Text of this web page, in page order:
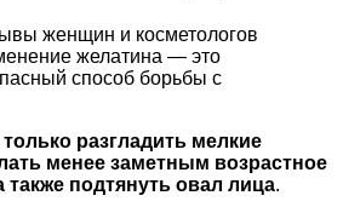
женщин и косметологов
желатина — это
способ борьбы с
разгладить мелкие
менее заметным возрастное
также подтянуть овал лица.